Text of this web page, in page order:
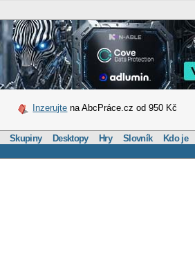
Inzerujte na AbcPráce.cz od 950 Kč
Skupiny Desktopy Hry Slovník Kdo je